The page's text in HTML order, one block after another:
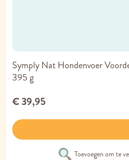
Symply Nat Hondenvoer
395 g
€ 39,95
Toevoegen om te